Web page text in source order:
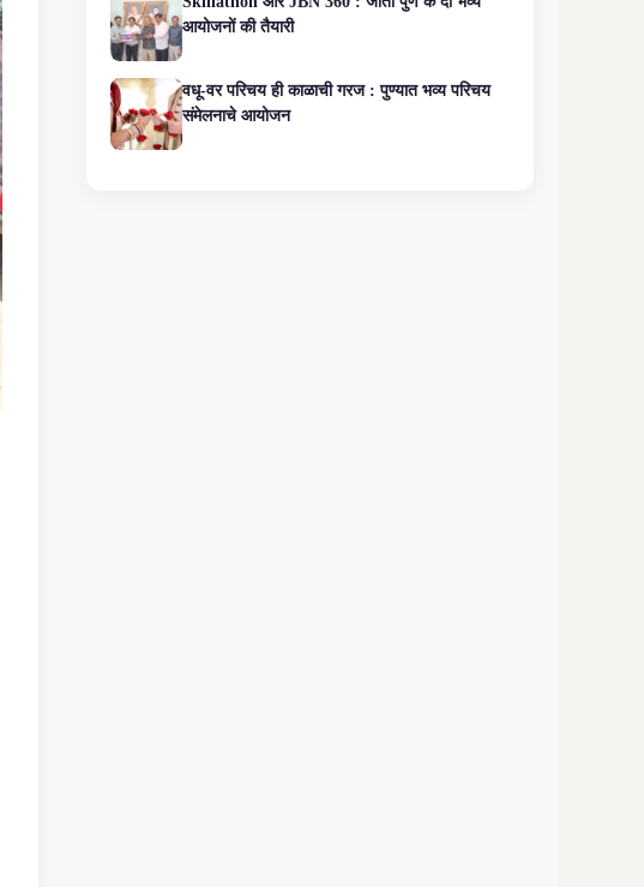
आयोजनों की तैयारी
वधू-वर परिचय ही काळाची गरज : पुण्यात भव्य परिचय
संमेलनाचे आयोजन